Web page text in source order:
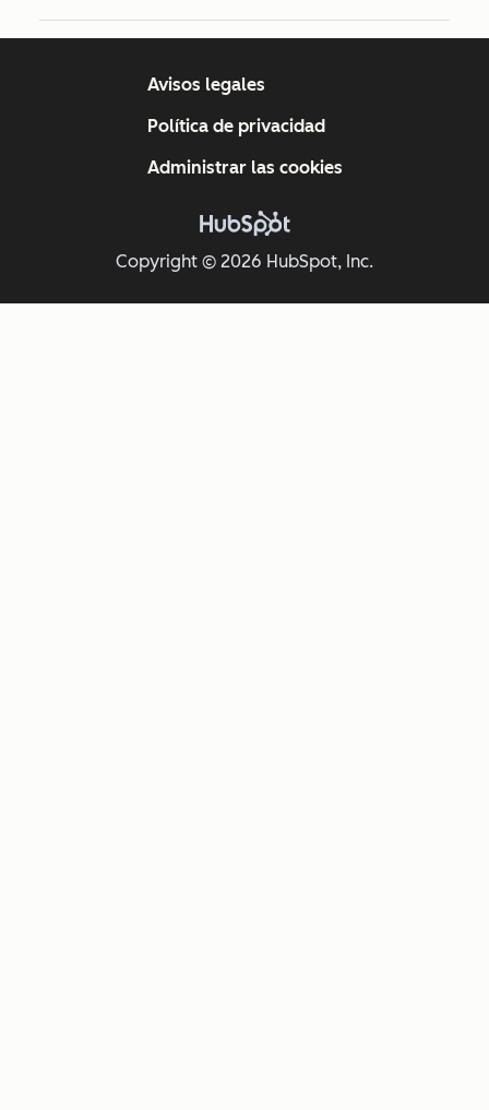
Copyright © 2026 HubSpot, Inc.
Avisos legales
Política de privacidad
Administrar las cookies